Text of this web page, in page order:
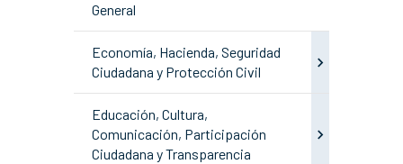
General
Economía, Hacienda, Seguridad
Ciudadana y Protección Civil
Educación, Cultura,
Comunicación, Participación
Ciudadana y Transparencia